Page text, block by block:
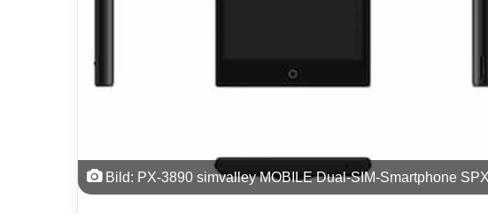
Bild: PX-3890 simvalley MOBILE Dual-SIM-Smartphone